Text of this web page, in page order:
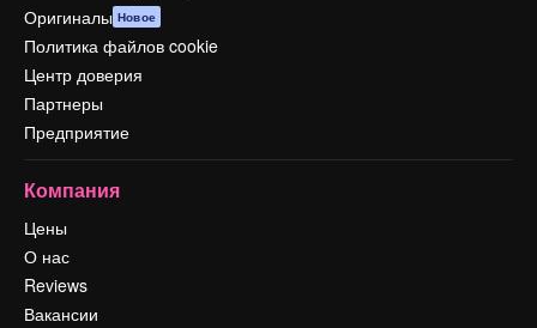
Оригиналы Новое
Политика файлов cookie
Центр доверия
Партнеры
Предприятие
Компания
Цены
О нас
Reviews
Вакансии